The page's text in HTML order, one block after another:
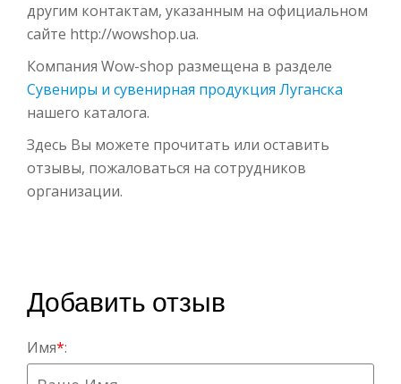
другим контактам, указанным на официальном
сайте http://wowshop.ua.
Компания Wow-shop размещена в разделе
Сувениры и сувенирная продукция Луганска
нашего каталога.
Здесь Вы можете прочитать или оставить
отзывы, пожаловаться на сотрудников
организации.
Добавить отзыв
Имя*: